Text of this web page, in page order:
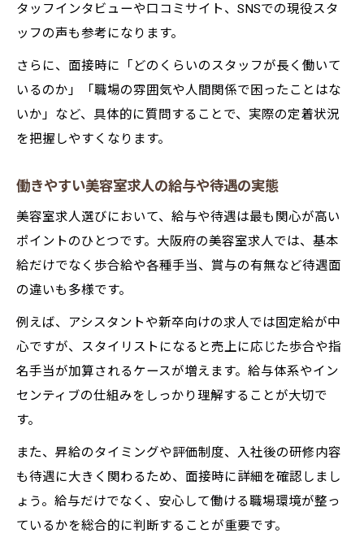
タッフインタビューや口コミサイト、SNSでの現役スタ
ッフの声も参考になります。
さらに、面接時に「どのくらいのスタッフが長く働いて
いるのか」「職場の雰囲気や人間関係で困ったことはな
いか」など、具体的に質問することで、実際の定着状況
を把握しやすくなります。
働きやすい美容室求人の給与や待遇の実態
美容室求人選びにおいて、給与や待遇は最も関心が高い
ポイントのひとつです。大阪府の美容室求人では、基本
給だけでなく歩合給や各種手当、賞与の有無など待遇面
の違いも多様です。
例えば、アシスタントや新卒向けの求人では固定給が中
心ですが、スタイリストになると売上に応じた歩合や指
名手当が加算されるケースが増えます。給与体系やイン
センティブの仕組みをしっかり理解することが大切で
す。
また、昇給のタイミングや評価制度、入社後の研修内容
も待遇に大きく関わるため、面接時に詳細を確認しまし
ょう。給与だけでなく、安心して働ける職場環境が整っ
ているかを総合的に判断することが重要です。